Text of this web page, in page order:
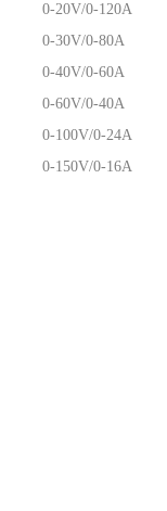
0-20V/0-120A
0-30V/0-80A
0-40V/0-60A
0-60V/0-40A
0-100V/0-24A
0-150V/0-16A